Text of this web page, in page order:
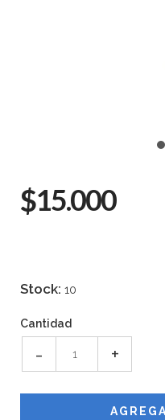
$15.000
Stock: 10
Cantidad
- +